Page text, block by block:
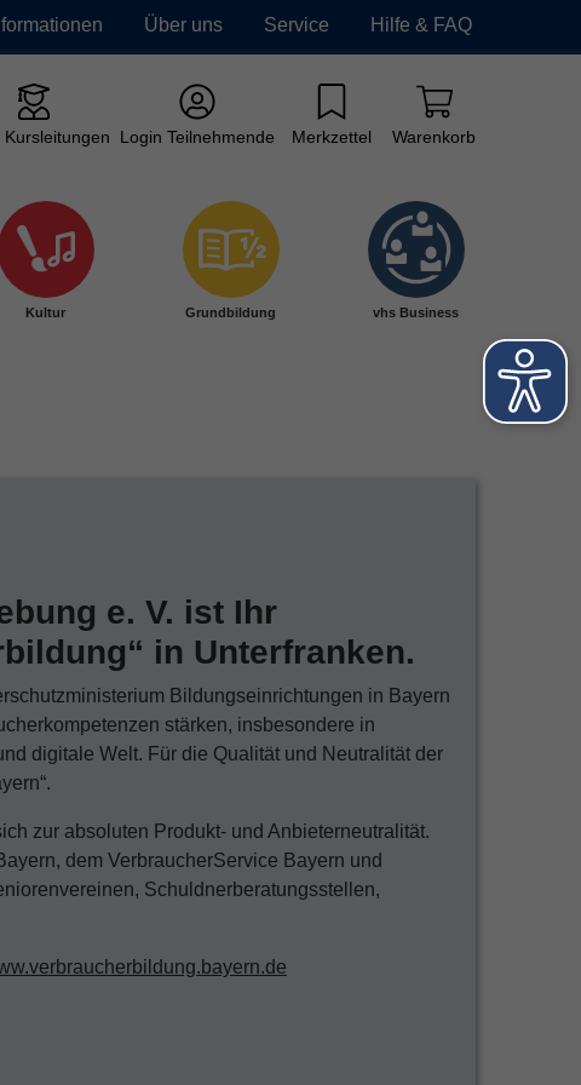
Über uns Service Hilfe & FAQ
Kursleitungen Login Teilnehmende Merkzettel Warenkorb
Kultur Grundbildung vhs Business
e. V. ist Ihr
in Unterfranken.
Bildungseinrichtungen in Bayern
stärken, insbesondere in
digitale Welt. Für die Qualität und Neutralität der
zur absoluten Produkt- und Anbieterneutralität.
dem VerbraucherService Bayern und
Schuldnerberatungsstellen,